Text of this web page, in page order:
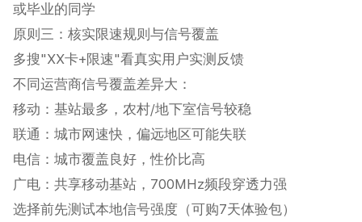
或毕业的同学‌
原则三：核实限速规则与信号覆盖
多搜"XX卡+限速"看真实用户实测反馈‌
不同运营商信号覆盖差异大：
移动：基站最多，农村/地下室信号较稳
联通：城市网速快，偏远地区可能失联
电信：城市覆盖良好，性价比高
广电：共享移动基站，700MHz频段穿透力强‌
选择前先测试本地信号强度（可购7天体验包）‌